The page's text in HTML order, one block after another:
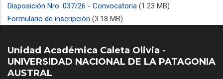
Disposición Nro. 037/26 - Convocatoria (1.23 MB)
Formulario de inscripción (3.18 MB)
Unidad Académica Caleta Olivia -
UNIVERSIDAD NACIONAL DE LA PATAGONIA
AUSTRAL